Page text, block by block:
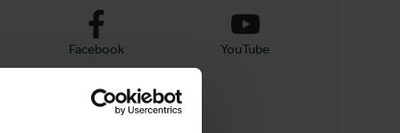
Facebook YouTube